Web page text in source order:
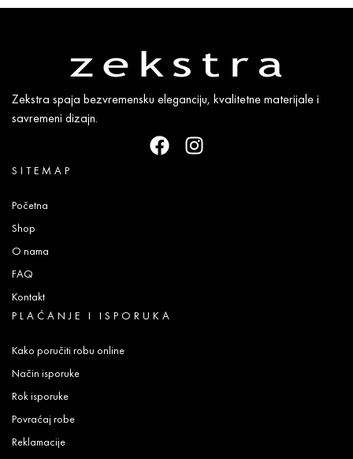
Zekstra spaja bezvremensku eleganciju, kvalitetne materijale i
savremeni dizajn.
SITEMAP
Početna
Shop
O nama
FAQ
Kontakt
PLAĆANJE I ISPORUKA
Kako poručiti robu online
Način isporuke
Rok isporuke
Povraćaj robe
Reklamacije